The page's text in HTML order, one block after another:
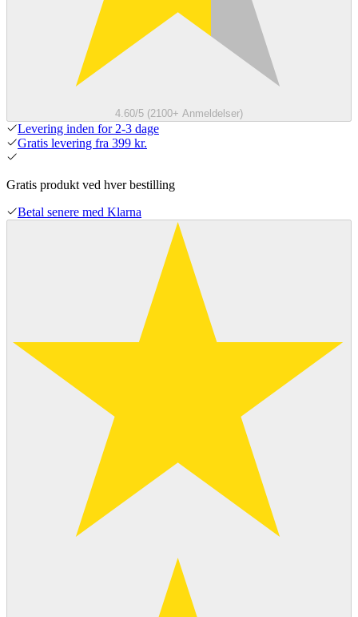
4.60/5 (2100+ Anmeldelser)
Levering inden for 2-3 dage
Gratis levering fra 399 kr.
Gratis produkt ved hver bestilling
Betal senere med Klarna